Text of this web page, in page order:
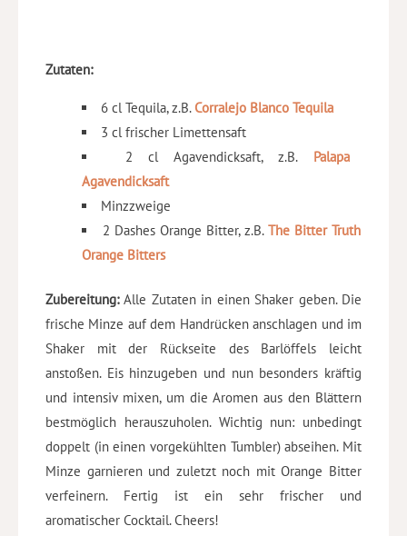
Zutaten:
6 cl Tequila, z.B. Corralejo Blanco Tequila
3 cl frischer Limettensaft
2 cl Agavendicksaft, z.B. Palapa
Agavendicksaft
Minzzweige
2 Dashes Orange Bitter, z.B. The Bitter Truth
Orange Bitters
Zubereitung:Alle Zutaten in einen Shaker geben. Die
frische Minze auf dem Handrücken anschlagen und im
Shaker mit der Rückseite des Barlöffels leicht
anstoßen. Eis hinzugeben und nun besonders kräftig
und intensiv mixen, um die Aromen aus den Blättern
bestmöglich herauszuholen. Wichtig nun: unbedingt
doppelt (in einen vorgekühlten Tumbler) abseihen. Mit
Minze garnieren und zuletzt noch mit Orange Bitter
verfeinern. Fertig ist ein sehr frischer und
aromatischer Cocktail. Cheers!